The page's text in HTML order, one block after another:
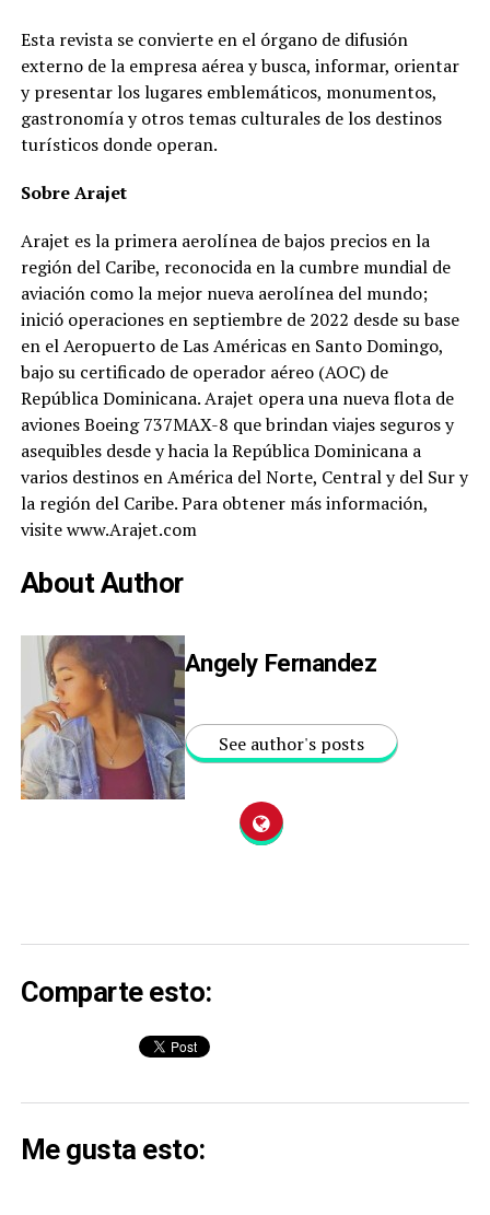
Esta revista se convierte en el órgano de difusión
externo de la empresa aérea y busca, informar, orientar
y presentar los lugares emblemáticos, monumentos,
gastronomía y otros temas culturales de los destinos
turísticos donde operan.
Sobre Arajet
Arajet es la primera aerolínea de bajos precios en la
región del Caribe, reconocida en la cumbre mundial de
aviación como la mejor nueva aerolínea del mundo;
inició operaciones en septiembre de 2022 desde su base
en el Aeropuerto de Las Américas en Santo Domingo,
bajo su certificado de operador aéreo (AOC) de
República Dominicana. Arajet opera una nueva flota de
aviones Boeing 737MAX-8 que brindan viajes seguros y
asequibles desde y hacia la República Dominicana a
varios destinos en América del Norte, Central y del Sur y
la región del Caribe. Para obtener más información,
visitewww.Arajet.com
About Author
Angely Fernandez
See author's posts
Comparte esto:
Me gusta esto: